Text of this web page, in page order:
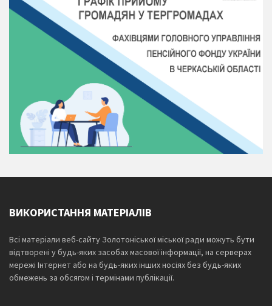
ВИКОРИСТАННЯ МАТЕРІАЛІВ
Всі матеріали веб-сайту Золотоніської міської ради можуть бути
відтворені у будь-яких засобах масової інформації, на серверах
мережі Інтернет або на будь-яких інших носіях без будь-яких
обмежень за обсягом і термінами публікації.